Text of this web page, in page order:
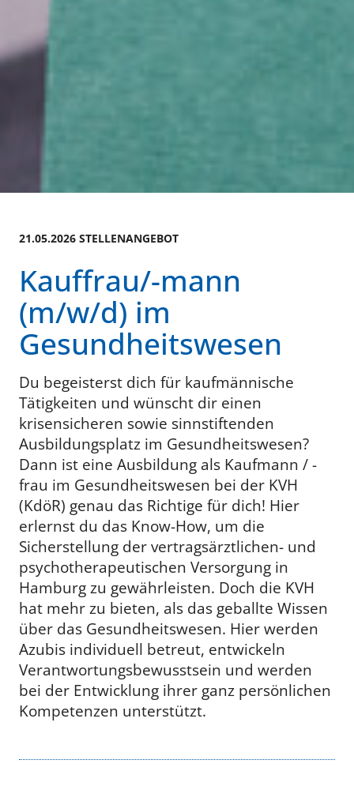
21.05.2026 STELLENANGEBOT
Kauffrau/-mann
(m/w/d) im
Gesundheitswesen
Du begeisterst dich für kaufmännische
Tätigkeiten und wünscht dir einen
krisensicheren sowie sinnstiftenden
Ausbildungsplatz im Gesundheitswesen?
Dann ist eine Ausbildung als Kaufmann / -
frau im Gesundheitswesen bei der KVH
(KdöR) genau das Richtige für dich! Hier
erlernst du das Know-How, um die
Sicherstellung der vertragsärztlichen- und
psychotherapeutischen Versorgung in
Hamburg zu gewährleisten. Doch die KVH
hat mehr zu bieten, als das geballte Wissen
über das Gesundheitswesen. Hier werden
Azubis individuell betreut, entwickeln
Verantwortungsbewusstsein und werden
bei der Entwicklung ihrer ganz persönlichen
Kompetenzen unterstützt.